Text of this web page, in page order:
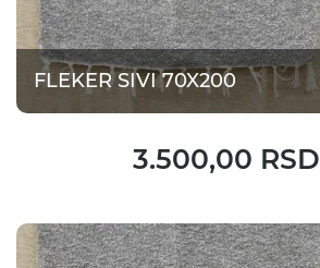
FLEKER SIVI 70X200
3.500,00 RSD